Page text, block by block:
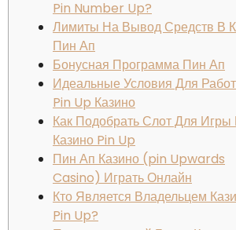
Pin Number Up?
Лимиты На Вывод Средств В
Пин Ап
Бонусная Программа Пин Ап
Идеальные Условия Для
Pin Up Казино
Как Подобрать Слот Для Игры
Казино Pin Up
Пин Ап Казино (pin Upwards
Casino) Играть Онлайн
Кто Является Владельцем
Pin Up?